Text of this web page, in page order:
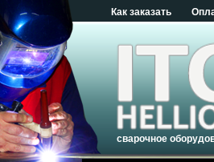
Как заказать
сварочное